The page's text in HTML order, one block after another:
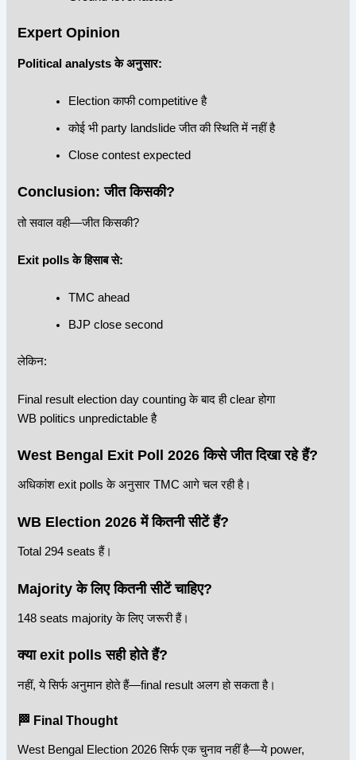
Expert Opinion
Political analysts के अनुसार:
Election काफी competitive है
कोई भी party landslide जीत की स्थिति में नहीं है
Close contest expected
Conclusion: जीत किसकी?
तो सवाल वही—जीत किसकी?
Exit polls के हिसाब से:
TMC ahead
BJP close second
लेकिन:
Final result election day counting के बाद ही clear होगा
WB politics unpredictable है
West Bengal Exit Poll 2026 किसे जीत दिखा रहे हैं?
अधिकांश exit polls के अनुसार TMC आगे चल रही है।
WB Election 2026 में कितनी सीटें हैं?
Total 294 seats हैं।
Majority के लिए कितनी सीटें चाहिए?
148 seats majority के लिए जरूरी हैं।
क्या exit polls सही होते हैं?
नहीं, ये सिर्फ अनुमान होते हैं—final result अलग हो सकता है।
🏁 Final Thought
West Bengal Election 2026 सिर्फ एक चुनाव नहीं है—ये power,